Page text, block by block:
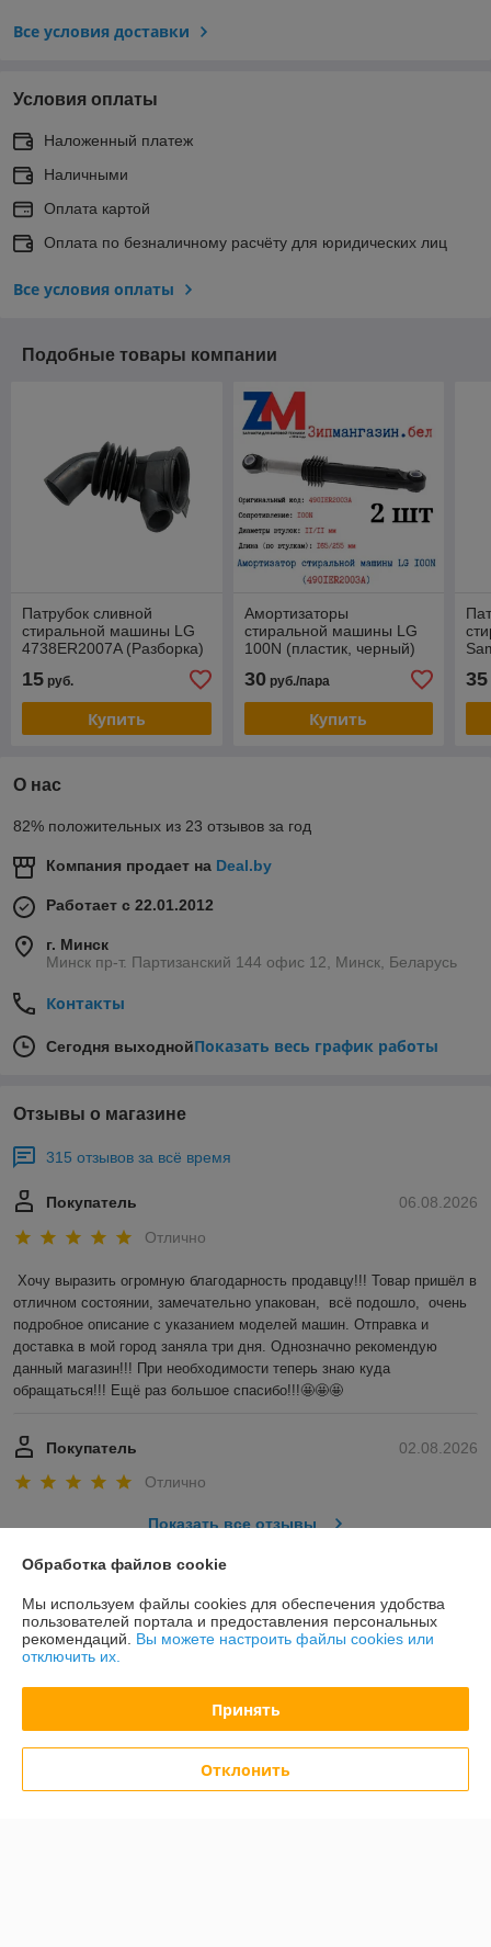
Все условия доставки
Условия оплаты
Наложенный платеж
Наличными
Оплата картой
Оплата по безналичному расчёту для юридических лиц
Все условия оплаты
Подобные товары компании
Патрубок сливной
стиральной машины LG
4738ER2007A (Разборка)
15 руб.
Купить
Амортизаторы
стиральной машины LG
100N (пластик, черный)
4901ER2003A (комплект
2шт)
30руб./пара
Купить
35
О нас
82% положительных из 23 отзывов за год
Компания продает на Deal.by
Работает с 22.01.2012
г. Минск
Минск пр-т. Партизанский 144 офис 12, Минск, Беларусь
Контакты
Сегодня выходнойПоказать весь график работы
Отзывы о магазине
315 отзывов за всё время
06.08.2026
Покупатель
Отлично
Хочу выразить огромную благодарность продавцу!!! Товар пришёл в
отличном состоянии, замечательно упакован,  всё подошло,  очень
подробное описание с указанием моделей машин. Отправка и
доставка в мой город заняла три дня. Однозначно рекомендую
данный магазин!!! При необходимости теперь знаю куда
обращаться!!! Ещё раз большое спасибо!!!🤩🤩🤩
02.08.2026
Покупатель
Отлично
Показать все отзывы
О нас
Контакты
График работы
Обработка файлов cookie
Мы используем файлы cookies для обеспечения удобства
пользователей портала и предоставления персональных
рекомендаций. Вы можете настроить файлы cookies или
отключить их.
Принять
Отклонить